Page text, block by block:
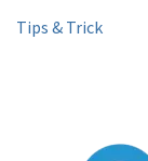
Tips & Trick